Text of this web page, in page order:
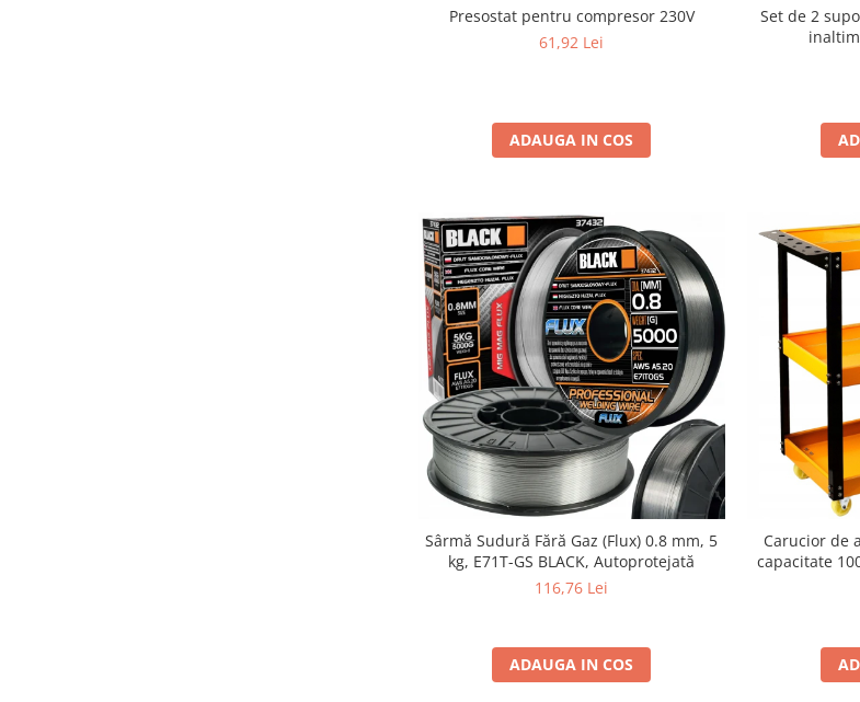
Presostat pentru compresor 230V
61,92 Lei
ADAUGA IN COS
Set de 2
Sârmă Sudură Fără Gaz (Flux) 0.8 mm, 5
kg, E71T-GS BLACK, Autoprotejată
116,76 Lei
ADAUGA IN COS
Carucior de
capacitate
din otel,